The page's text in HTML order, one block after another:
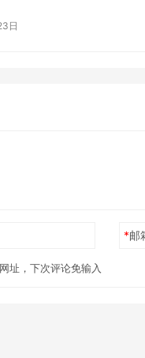
日
*邮
址，下次评论免输入